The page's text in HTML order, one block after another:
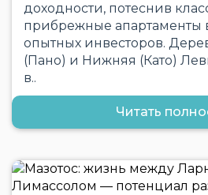
доходности, потеснив
прибрежные апартаменты
опытных инвесторов.
(Пано) и Нижняя (Като)
в..
Читать